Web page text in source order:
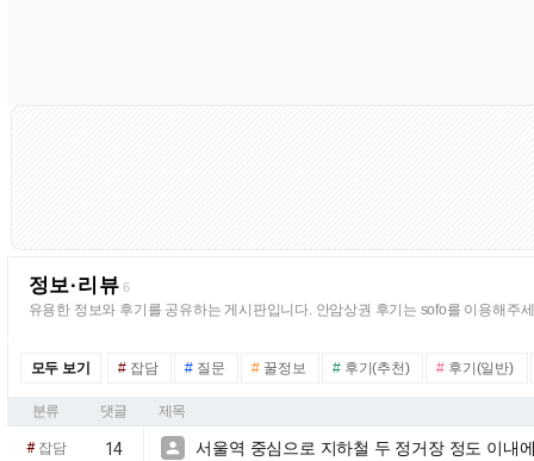
정보·리뷰 6
유용한 정보와 후기를 공유하는 게시판입니다. 안암상권 후기는 sofo를 이용해주
모두 보기 # 잡담 # 질문 # 꿀정보 # 후기(추천) # 후기(일반)
분류 댓글 제목
#잡담 14  서울역 중심으로 지하철 두 정거장 정도 이내